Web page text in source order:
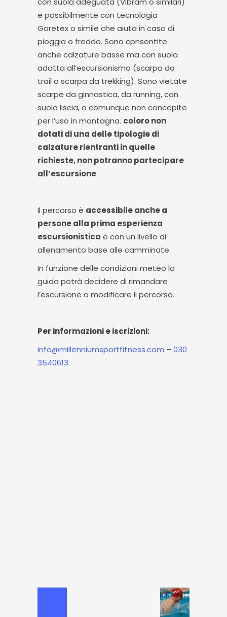
e possibilmente con tecnologia
Goretex o simile che aiuta in caso di
pioggia o freddo. Sono cpnsentite
anche calzature basse ma con suola
adatta all’escursionismo (scarpa da
trail o scarpa da trekking). Sono vietate
scarpe da ginnastica, da running, con
suola liscia, o comunque non concepite
per l’uso in montagna. coloro non
dotati di una delle tipologie di
calzature rientranti in quelle
richieste, non potranno partecipare
all’escursione.
Il percorso è accessibile anche a
persone alla prima esperienza
escursionistica e con un livello di
allenamento base alle camminate.
In funzione delle condizioni meteo la
guida potrà decidere di rimandare
l’escursione o modificare il percorso.
Per informazioni e iscrizioni:
info@millenniumsportfitness.com – 030
3540613